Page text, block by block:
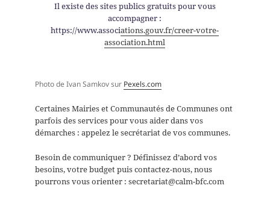
Il existe des sites publics gratuits pour vous
accompagner :
https://www.associations.gouv.fr/creer-votre-
association.html
Photo de Ivan Samkov sur Pexels.com
Certaines Mairies et Communautés de Communes ont
parfois des services pour vous aider dans vos
démarches : appelez le secrétariat de vos communes.
Besoin de communiquer ? Définissez d’abord vos
besoins, votre budget puis contactez-nous, nous
pourrons vous orienter : secretariat@calm-bfc.com